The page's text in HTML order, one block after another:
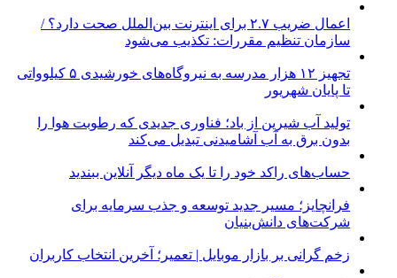
اعمال ضریب ۲.۷ برای اینترنت بین‌الملل صحت دارد؟ /
سازمان تنظیم مقررات: تکذیب می‌شود
تجهیز ۱۲ هزار مدرسه به نیروگاه‌های خورشیدی ۵ کیلوواتی
تا پایان شهریور
تولید آب شیرین از باد؛ فناوری جدیدی که رطوبت هوا را
بدون برق به آب آشامیدنی تبدیل می‌کند
حساب‌های راکد خود را تا یک ماه دیگر آنلاین ببندید
فرانچایز؛ مسیر جدید توسعه و جذب سرمایه برای
شرکت‌های دانش‌بنیان
زخم گرانی بر بازار موبایل | تعمیر؛ آخرین انتخاب کاربران